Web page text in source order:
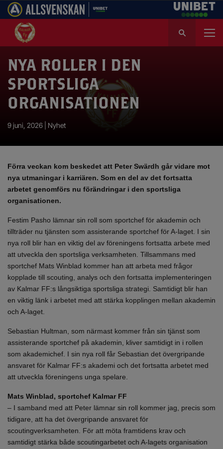
k
NYA ROLLER I DEN
SPORTSLIGA
ORGANISATIONEN
9 juni, 2026 | Nyhet
Förra veckan kom beskedet att Peter Swärdh går vidare mot
nya utmaningar i karriären. Som en del av det fortsatta
arbetet genomförs nu förändringar i den sportsliga
organisationen.
Festim Pasho lämnar sin roll som sportchef för akademin och
tillträder nu tjänsten som assisterande sportchef för A-laget. I sin
nya roll blir han en viktig del av föreningens fortsatta arbete med
att utveckla den sportsliga verksamheten. Tillsammans med
sportchef Mats Winblad kommer han att arbeta med frågor
kopplade till scouting, analys och den fortsatta implementeringen
av Kalmar FF:s långsiktiga sportsliga strategi. Samtidigt blir han
en viktig länk i arbetet med att stärka kopplingen mellan akademin
och A-laget.
Sebastian Hultman, som närmast kommer från sin tjänst som
assisterande sportchef på akademin, kliver samtidigt in i rollen
som akademichef. I sin nya roll får Sebastian det övergripande
ansvaret för Kalmar FF:s akademi och det fortsatta arbetet med
att utveckla föreningens unga spelare.
Mats Winblad, sportchef Kalmar FF
– I samband med att Peter lämnar sin roll kommer jag, precis som
tidigare, att ha det övergripande ansvaret för
scoutingverksamheten. För att möta framtidens krav och
samtidigt stärka både scoutingarbetet och A-lagets organisation